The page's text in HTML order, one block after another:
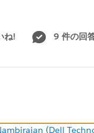
ね! 9 件の回
(Dell